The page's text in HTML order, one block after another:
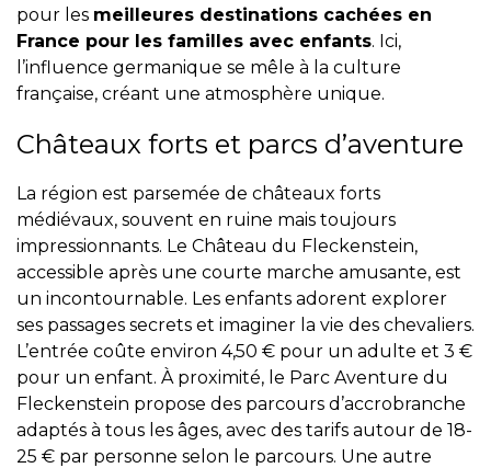
pour les meilleures destinations cachées en
France pour les familles avec enfants. Ici,
l’influence germanique se mêle à la culture
française, créant une atmosphère unique.
Châteaux forts et parcs d’aventure
La région est parsemée de châteaux forts
médiévaux, souvent en ruine mais toujours
impressionnants. Le Château du Fleckenstein,
accessible après une courte marche amusante, est
un incontournable. Les enfants adorent explorer
ses passages secrets et imaginer la vie des chevaliers.
L’entrée coûte environ 4,50 € pour un adulte et 3 €
pour un enfant. À proximité, le Parc Aventure du
Fleckenstein propose des parcours d’accrobranche
adaptés à tous les âges, avec des tarifs autour de 18-
25 € par personne selon le parcours. Une autre